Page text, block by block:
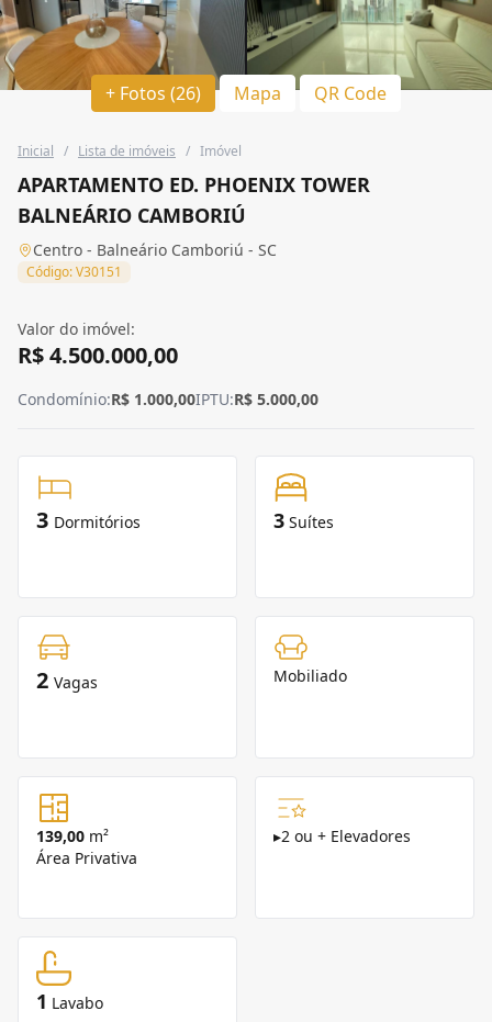
+ Fotos (26) Mapa QR Code
Inicial / Lista de imóveis / Imóvel
APARTAMENTO ED. PHOENIX TOWER
BALNEÁRIO CAMBORIÚ
Centro - Balneário Camboriú - SC
Código: V30151
Valor do imóvel:
R$ 4.500.000,00
Condomínio:R$ 1.000,00IPTU:R$ 5.000,00
3 Dormitórios 3 Suítes
2 Vagas Mobiliado
139,00 m²
Área Privativa
▸2 ou + Elevadores
1 Lavabo